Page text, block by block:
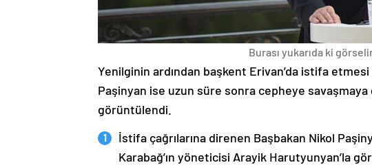
Burası yukarıda ki
Yenilginin ardından başkent Erivan’da istifa
Paşinyan ise uzun süre sonra cepheye
görüntülendi.
İstifa çağrılarına direnen Başbakan Nikol
Karabağ’ın yöneticisi Arayik Harutyunyan’la